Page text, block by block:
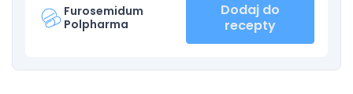
Furosemidum
Polpharma
Dodaj do
recepty